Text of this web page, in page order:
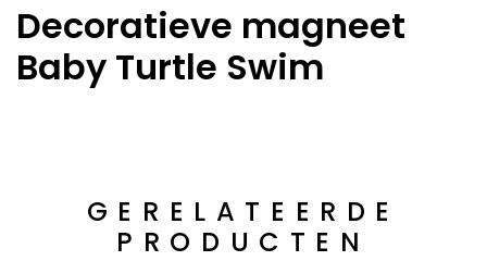
Decoratieve magneet
Baby Turtle Swim
GERELATEERDE
PRODUCTEN